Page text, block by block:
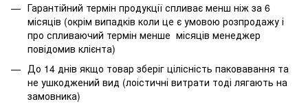
Гарантійний термін продукції спливає менш ніж за 6
місяців (окрім випадків коли це є умовою розпродажу і
про спливаючий термін менше місяців менеджер
повідомив клієнта)
До 14 днів якщо товар зберіг цілісність паковавання та
не ушкоджений вид (лоістичні витрати тоді лягають на
замовника)